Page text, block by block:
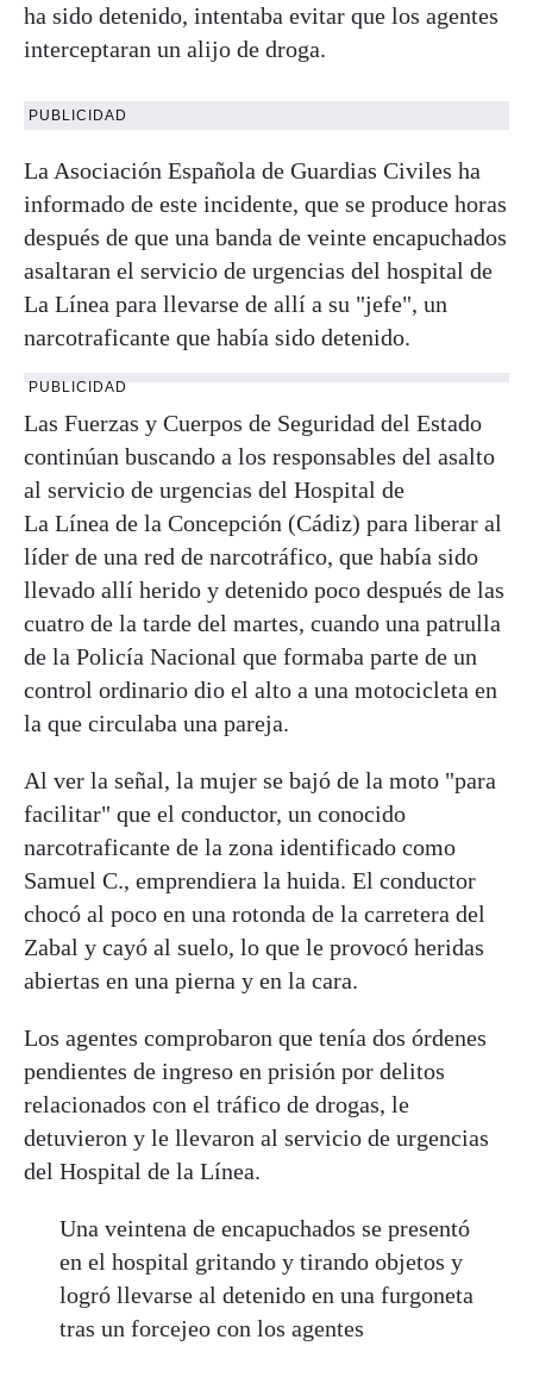
ha sido detenido, intentaba evitar que los agentes
interceptaran un alijo de droga.
PUBLICIDAD
La Asociación Española de Guardias Civiles ha
informado de este incidente, que se produce horas
después de que una banda de veinte encapuchados
asaltaran el servicio de urgencias del hospital de
La Línea para llevarse de allí a su "jefe", un
narcotraficante que había sido detenido.
PUBLICIDAD
Las Fuerzas y Cuerpos de Seguridad del Estado
continúan buscando a los responsables del asalto
al servicio de urgencias del Hospital de
La Línea de la Concepción (Cádiz) para liberar al
líder de una red de narcotráfico, que había sido
llevado allí herido y detenido poco después de las
cuatro de la tarde del martes, cuando una patrulla
de la Policía Nacional que formaba parte de un
control ordinario dio el alto a una motocicleta en
la que circulaba una pareja.
Al ver la señal, la mujer se bajó de la moto "para
facilitar" que el conductor, un conocido
narcotraficante de la zona identificado como
Samuel C., emprendiera la huida. El conductor
chocó al poco en una rotonda de la carretera del
Zabal y cayó al suelo, lo que le provocó heridas
abiertas en una pierna y en la cara.
Los agentes comprobaron que tenía dos órdenes
pendientes de ingreso en prisión por delitos
relacionados con el tráfico de drogas, le
detuvieron y le llevaron al servicio de urgencias
del Hospital de la Línea.
Una veintena de encapuchados se presentó
en el hospital gritando y tirando objetos y
logró llevarse al detenido en una furgoneta
tras un forcejeo con los agentes